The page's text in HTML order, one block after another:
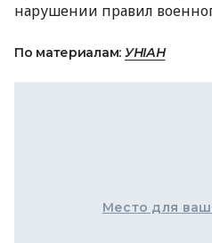
нарушении правил
По материалам: УНІАН
Место для